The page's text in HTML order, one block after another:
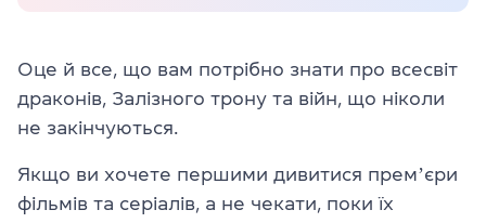
Оце й все, що вам потрібно знати про всесвіт
драконів, Залізного трону та війн, що ніколи
не закінчуються.
Якщо ви хочете першими дивитися премʼєри
фільмів та серіалів, а не чекати, поки їх